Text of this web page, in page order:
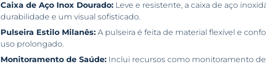
Caixa de Aço Inox Dourado:Leve e resistente, a caixa de aço
durabilidade e um visual sofisticado.
Pulseira Estilo Milanês:A pulseira é feita de material flexível e
uso prolongado.
Monitoramento de Saúde:Inclui recursos como monitoramento